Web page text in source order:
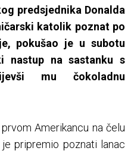
predsjednika Donalda
katolik poznat po
pokušao je u subotu
nastup na sastanku s
mu čokoladnu
Amerikancu na čelu
pripremio poznati lanac